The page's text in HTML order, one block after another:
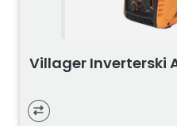
Villager Inverterski